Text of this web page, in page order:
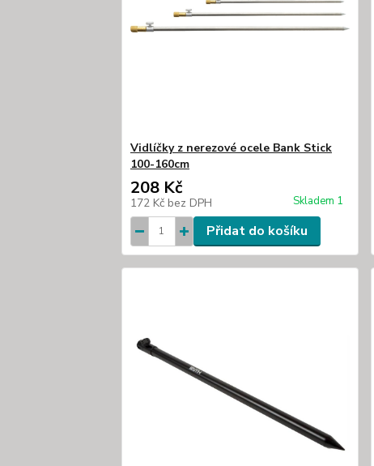
Vidlíčky z nerezové ocele Bank Stick
100-160cm
208 Kč
172 Kč bez DPH Skladem 1
Přidat do košíku